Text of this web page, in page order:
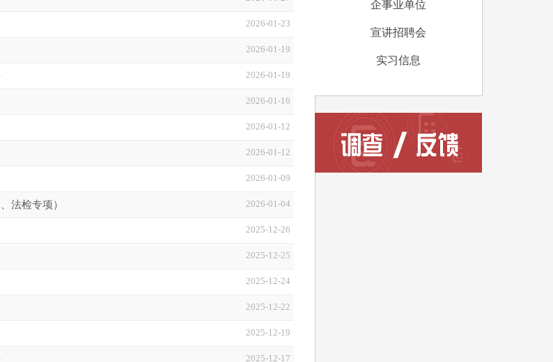
2026-01-23
2026-01-19
2026-01-19
2026-01-16
2026-01-12
2026-01-12
2026-01-09
法检专项） 2026-01-04
2025-12-26
2025-12-25
2025-12-24
2025-12-22
2025-12-19
2025-12-17
企事业单位
宣讲招聘会
实习信息